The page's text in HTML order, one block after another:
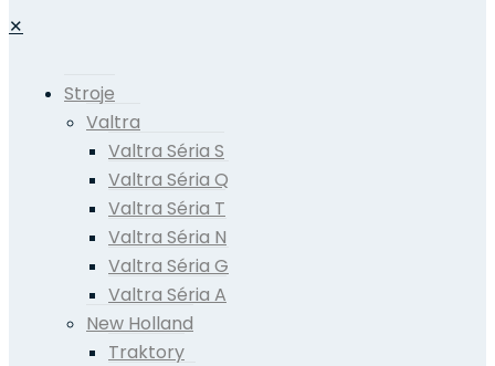
✕
Stroje
Valtra
Valtra Séria S
Valtra Séria Q
Valtra Séria T
Valtra Séria N
Valtra Séria G
Valtra Séria A
New Holland
Traktory